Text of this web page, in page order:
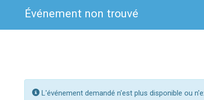
Événement non trouvé
L'événement demandé n'est plus disponible ou